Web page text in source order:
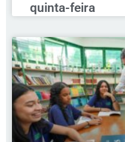
quinta-feira